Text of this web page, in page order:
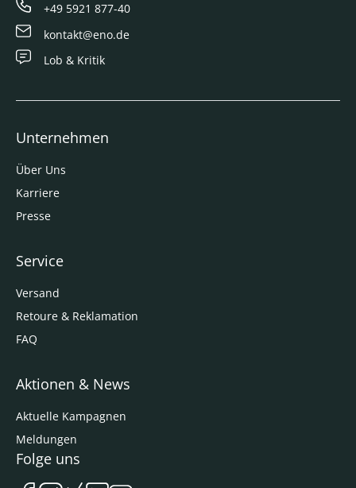
+49 5921 877-40
kontakt@eno.de
Lob & Kritik
Unternehmen
Über Uns
Karriere
Presse
Service
Versand
Retoure & Reklamation
FAQ
Aktionen & News
Aktuelle Kampagnen
Meldungen
Folge uns